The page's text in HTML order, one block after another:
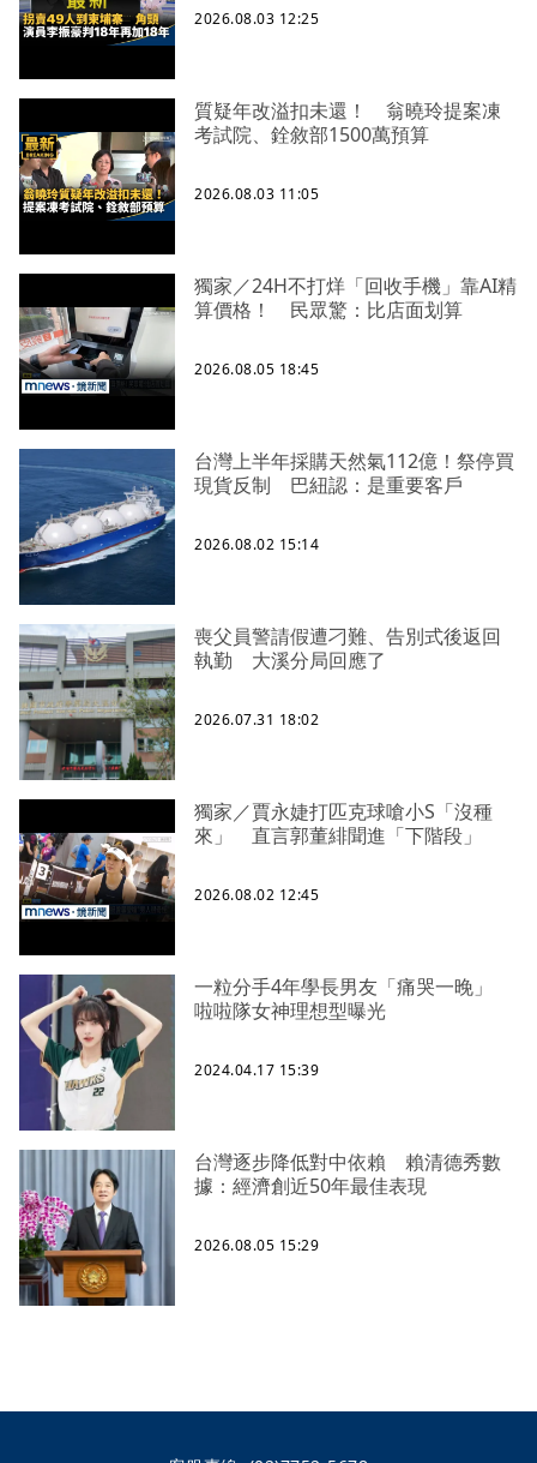
2026.08.03 12:25
質疑年改溢扣未還！ 翁曉玲提案凍
考試院、銓敘部1500萬預算
2026.08.03 11:05
獨家／24H不打烊「回收手機」靠AI精
算價格！ 民眾驚：比店面划算
2026.08.05 18:45
台灣上半年採購天然氣112億！祭停買
現貨反制 巴紐認：是重要客戶
2026.08.02 15:14
喪父員警請假遭刁難、告別式後返回
執勤 大溪分局回應了
2026.07.31 18:02
獨家／賈永婕打匹克球嗆小S「沒種
來」 直言郭董緋聞進「下階段」
2026.08.02 12:45
一粒分手4年學長男友「痛哭一晚」
啦啦隊女神理想型曝光
2024.04.17 15:39
台灣逐步降低對中依賴 賴清德秀數
據：經濟創近50年最佳表現
2026.08.05 15:29